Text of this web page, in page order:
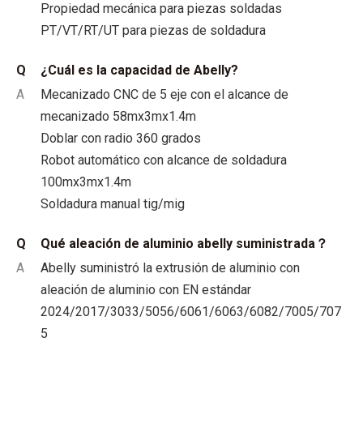
Propiedad mecánica para piezas soldadas
PT/VT/RT/UT para piezas de soldadura
Q
¿Cuál es la capacidad de Abelly?
A
Mecanizado CNC de 5 eje con el alcance de
mecanizado 58mx3mx1.4m
Doblar con radio 360 grados
Robot automático con alcance de soldadura
100mx3mx1.4m
Soldadura manual tig/mig
Q
Qué aleación de aluminio abelly suministrada？
A
Abelly suministró la extrusión de aluminio con
aleación de aluminio con EN estándar
2024/2017/3033/5056/6061/6063/6082/7005/707
5